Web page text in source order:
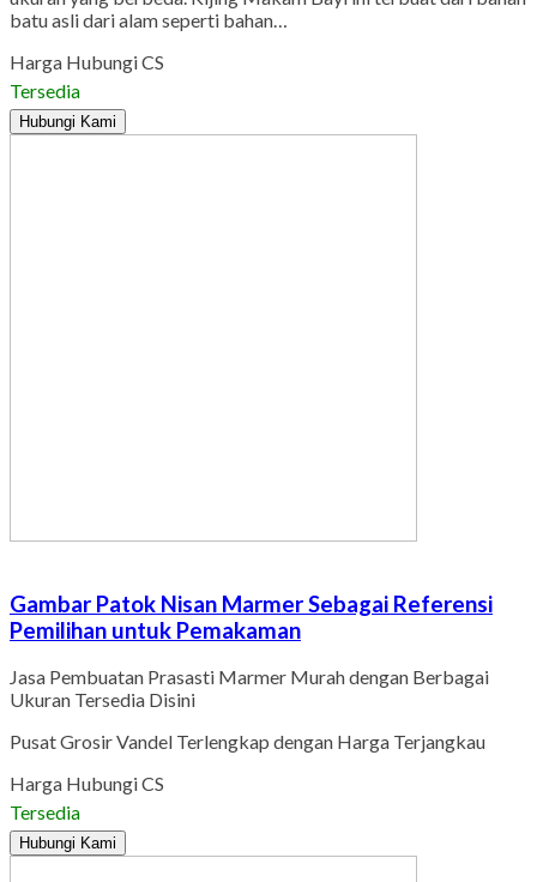
batu asli dari alam seperti bahan…
Harga Hubungi CS
Tersedia
Hubungi Kami
Gambar Patok Nisan Marmer Sebagai Referensi
Pemilihan untuk Pemakaman
Jasa Pembuatan Prasasti Marmer Murah dengan Berbagai
Ukuran Tersedia Disini
Pusat Grosir Vandel Terlengkap dengan Harga Terjangkau
Harga Hubungi CS
Tersedia
Hubungi Kami